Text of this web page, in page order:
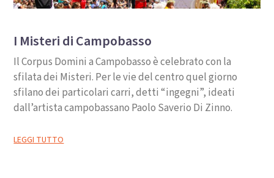
I Misteri di Campobasso
Il Corpus Domini a Campobasso è celebrato con la
sfilata dei Misteri. Per le vie del centro quel giorno
sfilano dei particolari carri, detti “ingegni”, ideati
dall’artista campobassano Paolo Saverio Di Zinno.
LEGGI TUTTO